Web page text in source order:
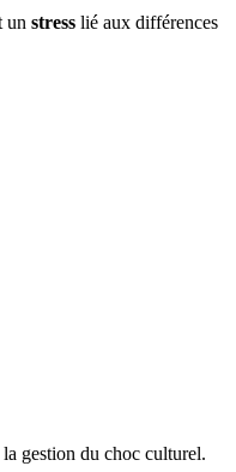
un stress lié aux différences
gestion du choc culturel.